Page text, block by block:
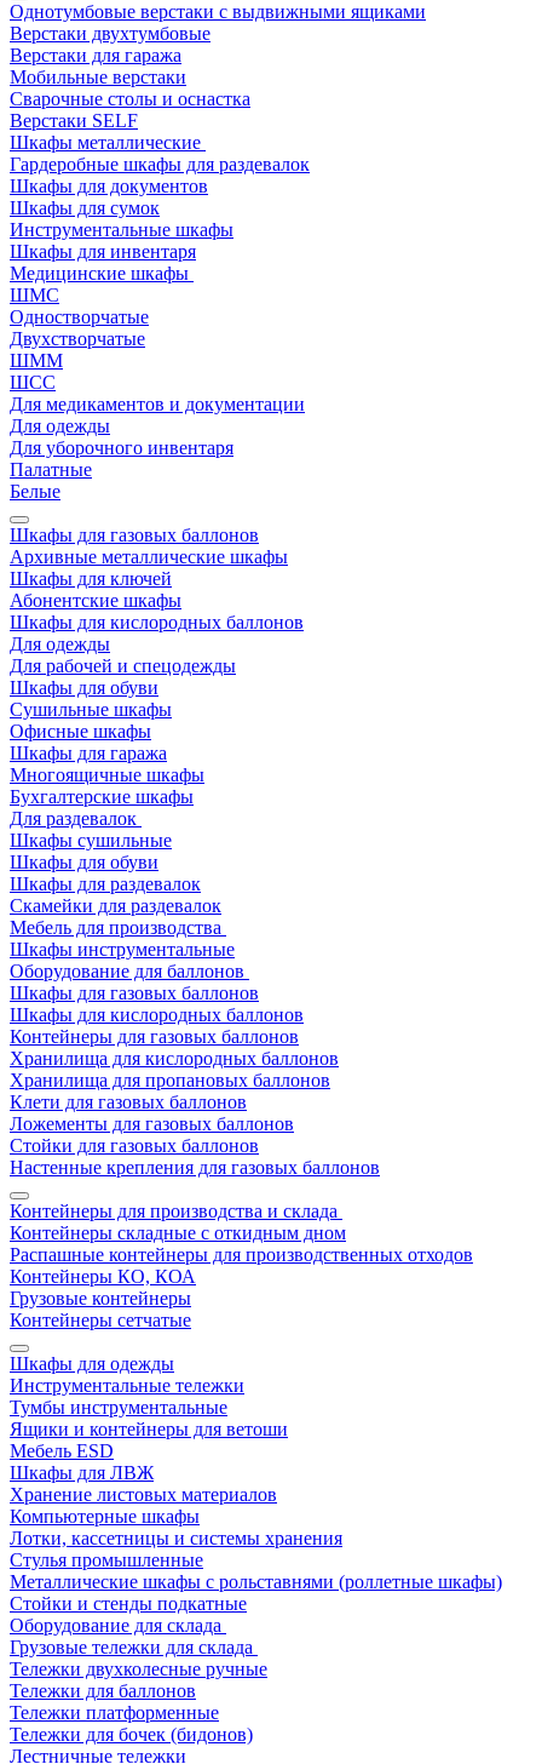
Однотумбовые верстаки с выдвижными ящиками
Верстаки двухтумбовые
Верстаки для гаража
Мобильные верстаки
Сварочные столы и оснастка
Верстаки SELF
Шкафы металлические
Гардеробные шкафы для раздевалок
Шкафы для документов
Шкафы для сумок
Инструментальные шкафы
Шкафы для инвентаря
Медицинские шкафы
ШМС
Одностворчатые
Двухстворчатые
ШММ
ШСС
Для медикаментов и документации
Для одежды
Для уборочного инвентаря
Палатные
Белые
Шкафы для газовых баллонов
Архивные металлические шкафы
Шкафы для ключей
Абонентские шкафы
Шкафы для кислородных баллонов
Для одежды
Для рабочей и спецодежды
Шкафы для обуви
Сушильные шкафы
Офисные шкафы
Шкафы для гаража
Многоящичные шкафы
Бухгалтерские шкафы
Для раздевалок
Шкафы сушильные
Шкафы для обуви
Шкафы для раздевалок
Скамейки для раздевалок
Мебель для производства
Шкафы инструментальные
Оборудование для баллонов
Шкафы для газовых баллонов
Шкафы для кислородных баллонов
Контейнеры для газовых баллонов
Хранилища для кислородных баллонов
Хранилища для пропановых баллонов
Клети для газовых баллонов
Ложементы для газовых баллонов
Стойки для газовых баллонов
Настенные крепления для газовых баллонов
Контейнеры для производства и склада
Контейнеры складные с откидным дном
Распашные контейнеры для производственных отходов
Контейнеры КО, КОА
Грузовые контейнеры
Контейнеры сетчатые
Шкафы для одежды
Инструментальные тележки
Тумбы инструментальные
Ящики и контейнеры для ветоши
Мебель ESD
Шкафы для ЛВЖ
Хранение листовых материалов
Компьютерные шкафы
Лотки, кассетницы и системы хранения
Стулья промышленные
Металлические шкафы с рольставнями (роллетные шкафы)
Стойки и стенды подкатные
Оборудование для склада
Грузовые тележки для склада
Тележки двухколесные ручные
Тележки для баллонов
Тележки платформенные
Тележки для бочек (бидонов)
Лестничные тележки